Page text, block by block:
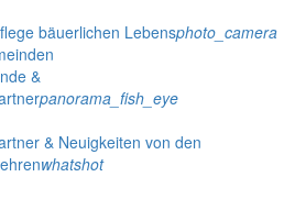
bäuerlichen Lebensphoto_camera
&
panorama_fish_eye
& Neuigkeiten von den
whatshot